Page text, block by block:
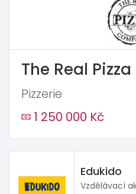
The Real
Pizzerie
1 250 000 Kč
Edukido
Vzdělávací